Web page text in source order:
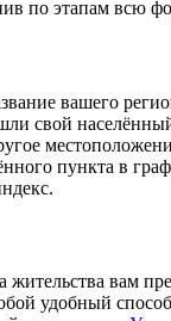
по этапам всю
вашего
свой
пункта в
жительства вам
удобный